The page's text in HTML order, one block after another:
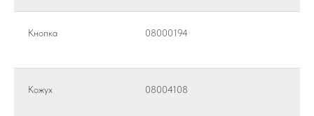
Кнопка 08000194
Кожух 08004108